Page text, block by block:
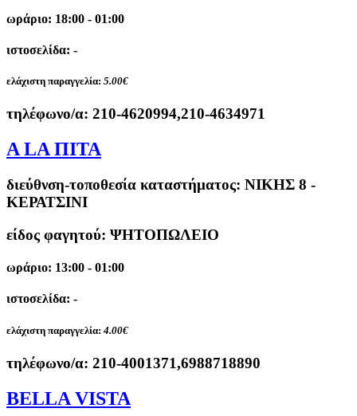
ωράριο: 18:00 - 01:00
ιστοσελίδα: -
ελάχιστη παραγγελία: 5.00€
τηλέφωνο/α: 210-4620994,210-4634971
A LA ΠΙΤΑ
διεύθνση-τοποθεσία καταστήματος: ΝΙΚΗΣ 8 -
ΚΕΡΑΤΣΙΝΙ
είδος φαγητού: ΨΗΤΟΠΩΛΕΙΟ
ωράριο: 13:00 - 01:00
ιστοσελίδα: -
ελάχιστη παραγγελία: 4.00€
τηλέφωνο/α: 210-4001371,6988718890
BELLA VISTA